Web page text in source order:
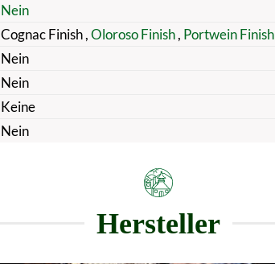
Nein
Cognac Finish,Oloroso Finish, Portwein Finish
Nein
Nein
Keine
Nein
Hersteller